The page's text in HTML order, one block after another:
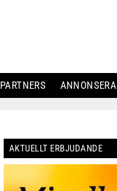
PARTNERS ANNONSERA
AKTUELLT ERBJUDANDE